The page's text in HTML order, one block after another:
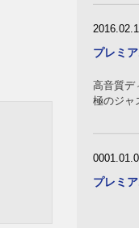
プレミ
高音質デ
極のジャ
プレミ